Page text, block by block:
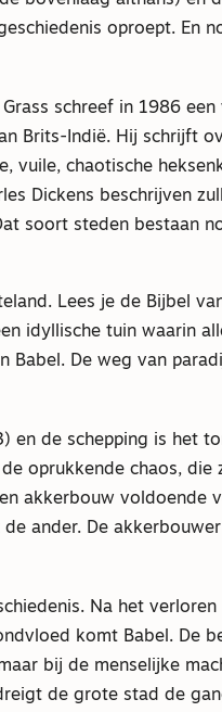
oproept. En
schreef in 1986
Brits-Indië. Hij schrijft
vuile, chaotische
Dickens beschrijven
soort steden bestaan
Lees je de Bijbel
idyllische tuin waarin
De weg van
en de schepping is het
oprukkende chaos, die
akkerbouw voldoende
ander. De
Na het verloren
komt Babel. De
bij de menselijke
de grote stad de